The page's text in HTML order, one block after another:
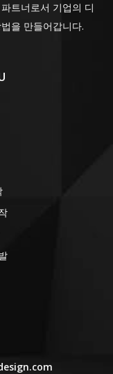
트너로서 기업의 디
을 만들어갑니다.